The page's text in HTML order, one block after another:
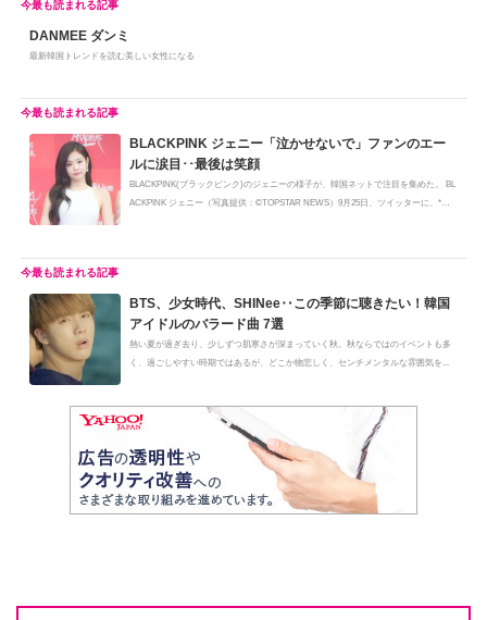
DANMEE ダンミ
最新韓国トレンドを読む美しい女性になる
BLACKPINK ジェニー「泣かせないで」ファンのエー
ルに涙目･･最後は笑顔
BLACKPINK(ブラックピンク)のジェニーの様子が、韓国ネットで注目を集めた。 BL
ACKPINK ジェニー（写真提供：©TOPSTAR NEWS）9月25日、ツイッターに、*フ
BTS、少女時代、SHINee‥この季節に聴きたい！韓国
アイドルのバラード曲 7選
熱い夏が過ぎ去り、少しずつ肌寒さが深まっていく秋。秋ならではのイベントも多
く、過ごしやすい時期ではあるが、どこか物悲しく、センチメンタルな雰囲気を...